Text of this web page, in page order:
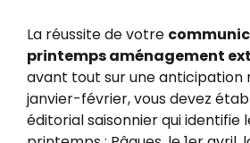
La réussite de votre
printemps aménagement
avant tout sur une anticipation
janvier-février, vous devez
éditorial saisonnier qui identifie